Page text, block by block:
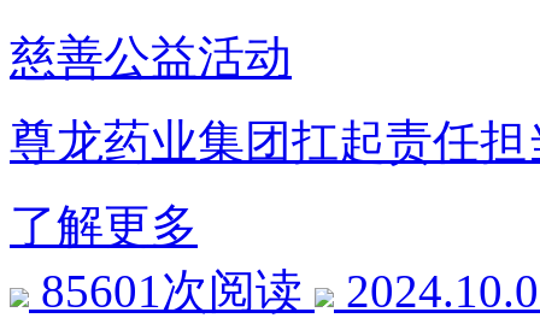
慈善公益活动
尊龙药业集团扛起责任
了解更多
85601次阅读